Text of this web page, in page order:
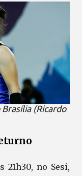
(Ricardo
21h30, no Sesi,